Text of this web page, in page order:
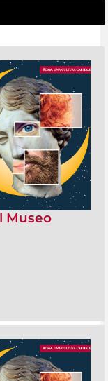
Museo